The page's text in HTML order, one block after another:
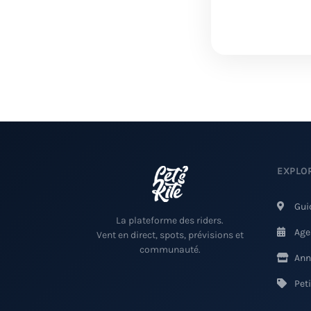
La plateforme des riders.
Vent en direct, spots, prévisions et
communauté.